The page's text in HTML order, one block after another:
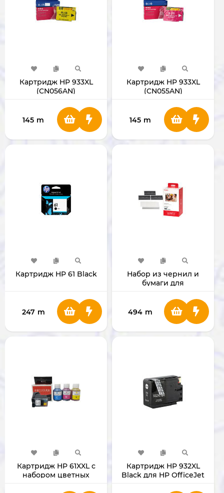
Картридж HP 933XL
(CN056AN)
145 m
Картридж HP 933XL
(CN055AN)
145 m
Картридж HP 61 Black
247 m
Набор из чернил и
бумаги для
SELPHY CP
494 m
Картридж HP 61XXL с
набором цветных
Картридж HP 932XL
Black для HP OfficeJet